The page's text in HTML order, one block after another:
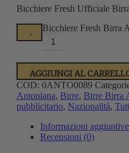
Bicchiere Fresh Ufficiale
-
Bicchiere Fresh Birra
AGGIUNGI AL
COD: 0ANTO0089
Antoniana, Birre, Birre Birra
pubblicitario, Nazionalità,
Informazioni aggiuntive
Recensioni (0)